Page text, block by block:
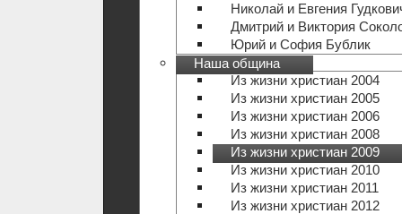
Николай и Евгения
Дмитрий и Виктория
Юрий и София Бублик
Наша община
Из жизни христиан 2004
Из жизни христиан 2005
Из жизни христиан 2006
Из жизни христиан 2008
Из жизни христиан 2009
Из жизни христиан 2010
Из жизни христиан 2011
Из жизни христиан 2012